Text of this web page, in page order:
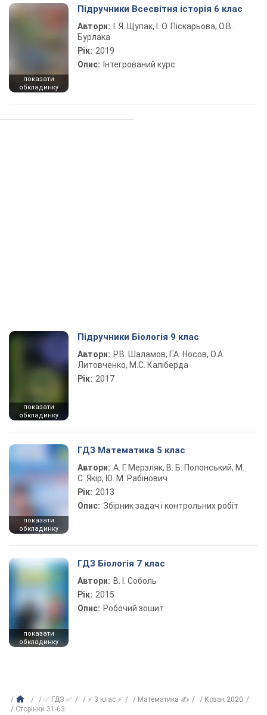
показати
обкладинку
Підручники Всесвітня історія 6 клас
Автори:
І. Я. Щупак, І. О. Піскарьова, О.В.
Бурлака
Рік: 2019
Опис: Інтегрований курс
показати
обкладинку
Підручники Біологія 9 клас
Автори: Р.В. Шаламов, Г.А. Носов, О.А.
Литовченко, М.С. Каліберда
Рік: 2017
показати
обкладинку
ГДЗ Математика 5 клас
Автори: А. Г. Мерзляк, В. Б. Полонський, М.
С. Якір, Ю. М. Рабінович
Рік: 2013
Опис: Збірник задач і контрольних робіт
показати
обкладинку
ГДЗ Біологія 7 клас
Автори: В. І. Соболь
Рік: 2015
Опис: Робочий зошит
✅ ГДЗ ✅ ⚡ 3 клас ⚡ Математика ✍
Козак 2020
Сторінки 31-63